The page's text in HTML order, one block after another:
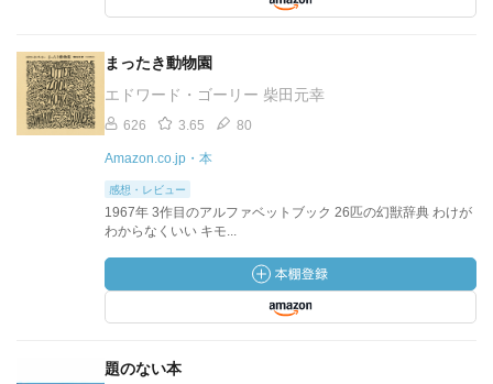
まったき動物園
エドワード・ゴーリー 柴田元幸
626 3.65 80
Amazon.co.jp・本
感想・レビュー
1967年 3作目のアルファベットブック 26匹の幻獣辞典 わけが
わからなくいい キモ...
題のない本